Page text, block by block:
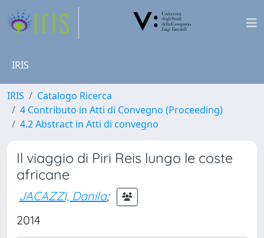
IRIS
IRIS
Catalogo Ricerca
4 Contributo in Atti di Convegno (Proceeding)
4.2 Abstract in Atti di convegno
Il viaggio di Piri Reis lungo le coste
africane
JACAZZI, Danila;
2014